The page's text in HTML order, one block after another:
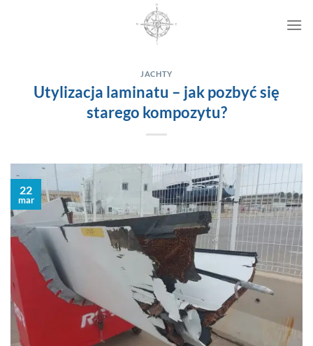
JACHTY
Utylizacja laminatu – jak pozbyć się
starego kompozytu?
22
mar